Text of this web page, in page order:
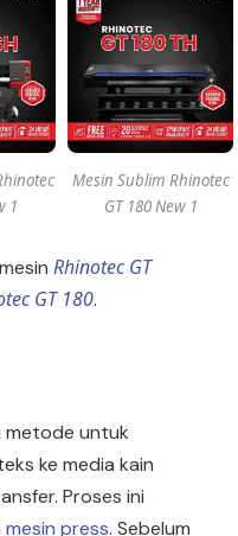
1
Mesin Sublim Rhinotec
GT 180 New 1
Rhinotec GT
GT 180.
metode untuk
ke media kain
Proses ini
mesin press. Sebelum